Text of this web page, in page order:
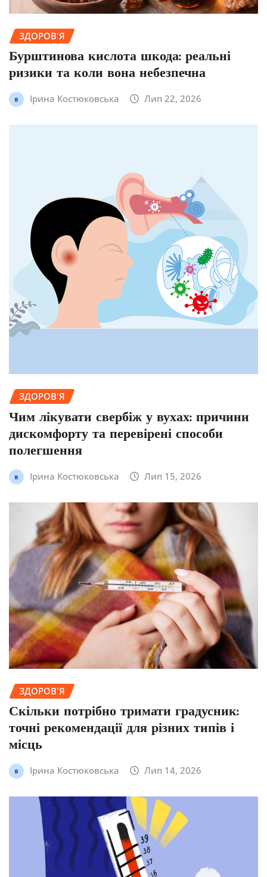
ЗДОРОВ'Я
Бурштинова кислота шкода: реальні
ризики та коли вона небезпечна
Ірина Костюковська Лип 22, 2026
ЗДОРОВ'Я
Чим лікувати свербіж у вухах: причини
дискомфорту та перевірені способи
полегшення
Ірина Костюковська Лип 15, 2026
ЗДОРОВ'Я
Скільки потрібно тримати градусник:
точні рекомендації для різних типів і
місць
Ірина Костюковська Лип 14, 2026